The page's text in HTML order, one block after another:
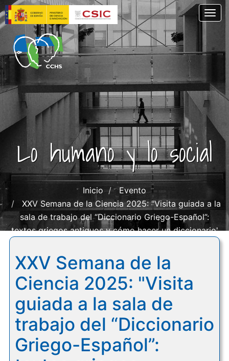
Pasar
al
contenido
principal
Lo humano y lo social
Inicio
Evento
XXV Semana de la Ciencia 2025: "Visita guiada a la
sala de trabajo del “Diccionario Griego-Español”:
textos griegos antiguos y cómo hacer un diccionario'
XXV Semana de la
Ciencia 2025: "Visita
guiada a la sala de
trabajo del “Diccionario
Griego-Español”: